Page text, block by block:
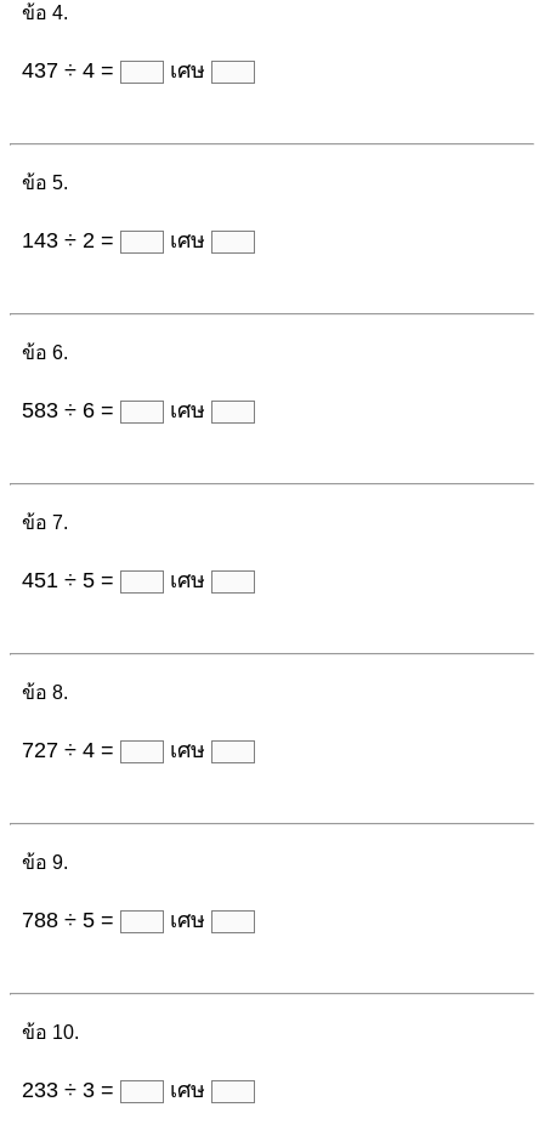
ข้อ 4.
437 ÷ 4 = เศษ
ข้อ 5.
143 ÷ 2 = เศษ
ข้อ 6.
583 ÷ 6 = เศษ
ข้อ 7.
451 ÷ 5 = เศษ
ข้อ 8.
727 ÷ 4 = เศษ
ข้อ 9.
788 ÷ 5 = เศษ
ข้อ 10.
233 ÷ 3 = เศษ